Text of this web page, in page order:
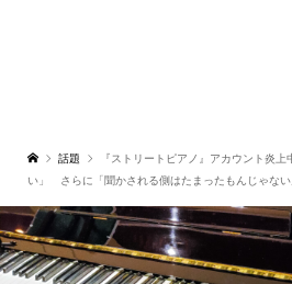
話題
『ストリートピアノ』アカウント炎
い」 さらに「聞かされる側はたまったもんじゃな